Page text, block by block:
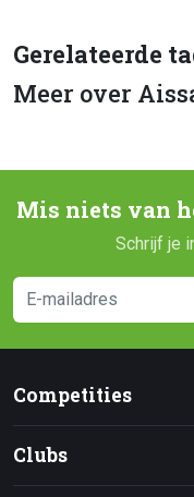
Gerelateerde
Meer over
Mis niets van
Schrijf je
Competities
Clubs